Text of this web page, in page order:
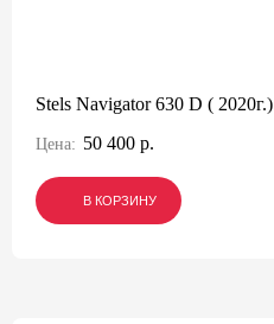
Stels Navigator 630 D ( 2020г.)
Цена: 50 400 р.
В КОРЗИНУ
В КОРЗИНУ
В КОРЗИНУ